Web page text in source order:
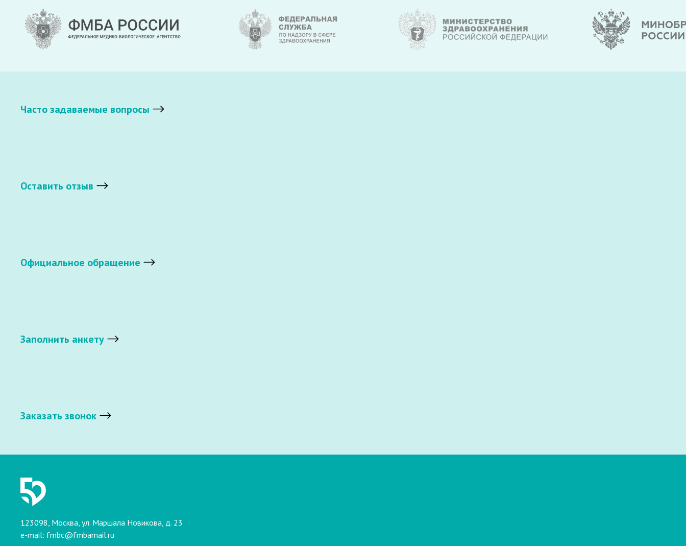
Часто задаваемые вопросы
Оставить отзыв
Официальное обращение
Заполнить анкету
Заказать звонок
123098, Москва, ул. Маршала Новикова, д. 23
e-mail: fmbc@fmbamail.ru